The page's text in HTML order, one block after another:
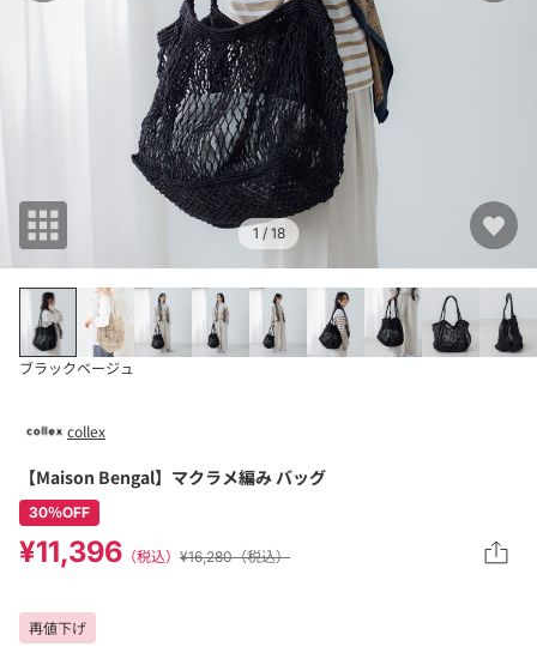
1 / 18
ブラックベージュ
collex
【Maison Bengal】マクラメ編み バッグ
30％OFF
¥11,396 （税込） ¥16,280（税込）
再値下げ